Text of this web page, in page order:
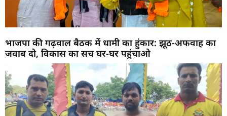
भाजपा की गढ़वाल बैठक में धामी का हुंकार: झूठ-अफवाह का
जवाब दो, विकास का सच घर-घर पहुंचाओ